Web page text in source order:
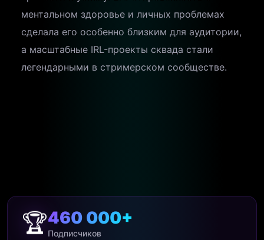
ментальном здоровье и личных проблемах
сделала его особенно близким для аудитории,
а масштабные IRL-проекты сквада стали
легендарными в стримерском сообществе.
🏆460 000+
Подписчиков